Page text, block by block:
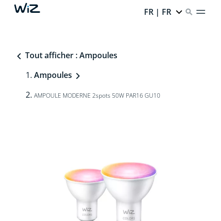
FR | FR
Tout afficher : Ampoules
Ampoules
AMPOULE MODERNE 2spots 50W PAR16 GU10